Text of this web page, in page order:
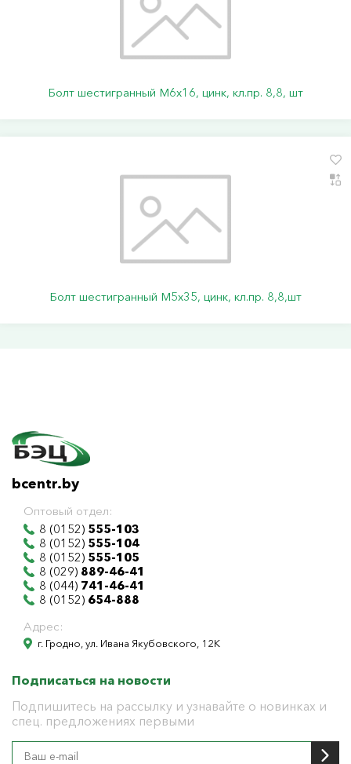
Болт шестигранный М6х16, цинк, кл.пр. 8,8, шт
Болт шестигранный М5х35, цинк, кл.пр. 8,8,шт
bcentr.by
Оптовый отдел:
8 (0152) 555-103
8 (0152) 555-104
8 (0152) 555-105
8 (029) 889-46-41
8 (044) 741-46-41
8 (0152) 654-888
Адрес:
г. Гродно, ул. Ивана Якубовского, 12К
Подписаться на новости
Подпишитесь на рассылку и узнавайте о новинках и
спец. предложениях первыми